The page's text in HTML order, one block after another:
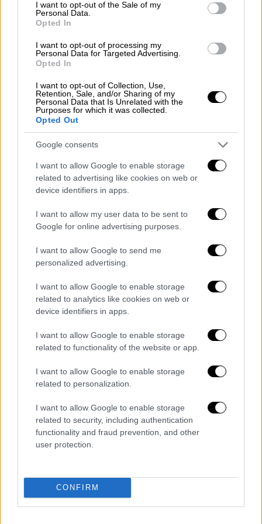
I want to opt-out of the Sale of my
Personal Data.
Opted In
I want to opt-out of processing my
Personal Data for Targeted Advertising.
Opted In
I want to opt-out of Collection, Use,
Retention, Sale, and/or Sharing of my
Personal Data that Is Unrelated with the
Purposes for which it was collected.
Opted Out
Google consents
I want to allow Google to enable storage
related to advertising like cookies on web or
device identifiers in apps.
I want to allow my user data to be sent to
Google for online advertising purposes.
I want to allow Google to send me
personalized advertising.
I want to allow Google to enable storage
related to analytics like cookies on web or
device identifiers in apps.
I want to allow Google to enable storage
related to functionality of the website or app.
I want to allow Google to enable storage
related to personalization.
I want to allow Google to enable storage
related to security, including authentication
functionality and fraud prevention, and other
user protection.
CONFIRM
Τρίτη ο κ. Τραμπ.
Στο 15% οι αμερικανικοί δασμοί στα
ιαπωνικά αυτοκίνητα
συμφωνία που κλείστηκε ανάμεσα στην
Ουάσιγκτον και στο Τόκιοπροβλέπει ότι οι
δασμοίπου επιβάλλονται από τις ΗΠΑ στα
ιαπωνικά αυτοκίνητα που εξάγονται στην
αμερικανική αγορά θα κατέβουν στο 15%,
ενημέρωσης.
Επί του παρόντος οι
οχήματα, ανταλλακτικά ή συστατικά
εξαγόμενα στιςΗΠΑανέρχονται στο 25%.
Κατά τη δημόσια τηλεόραση NHK και την
εφημερίδα Asahi, οι τελωνειακοί δασμοί θα
θα προστεθούν προϋπάρχοντες, που ήταν
«Τεράστιες ιαπωνικές επενδύσεις υπό
δική μου κατεύθυνση»
Ο αμερικανός πρόεδροςΝτόναλντ Τραμπ
ανακοίνωσε χθεςΤρίτη ότι η κυβέρνησή του
κατέληξε σε συμφωνία με αυτή της
Ιαπωνίας
για τις διμερείς εμπορικές συναλλαγές, η
οποία συμπεριλαμβάνει τηνεπιβολή
επιπρόσθετων τελωνειακών δασμών 15%
ΗΠΑ.
«Μόλις ολοκληρώσαμε τεράστια συμφωνία